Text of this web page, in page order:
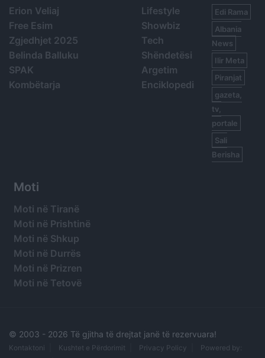
Erion Veliaj
Free Esim
Zgjedhjet 2025
Belinda Balluku
SPAK
Kombëtarja
Lifestyle
Showbiz
Tech
Shëndetësi
Argetim
Enciklopedi
Edi Rama
Albania
News
Ilir Meta
Piranjat
gazeta,
tv,
portale
Sali
Berisha
Moti
Moti në Tiranë
Moti në Prishtinë
Moti në Shkup
Moti në Durrës
Moti në Prizren
Moti në Tetovë
© 2003 - 2026 Të gjitha të drejtat janë të rezervuara!
Kontaktoni Kushtet e Përdorimit Privacy Policy
Powered by: